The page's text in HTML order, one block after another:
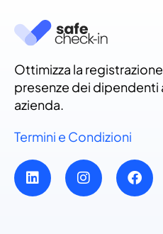
Ottimizza la
presenze dei dipendenti
azienda.
Termini e Condizioni